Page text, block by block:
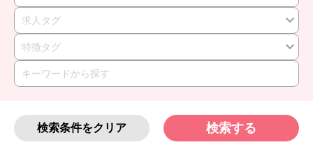
求人タグ
特徴タグ
検索条件をクリア 検索する